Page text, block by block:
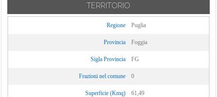
TERRITORIO
Regione Puglia
Provincia Foggia
Sigla Provincia FG
Frazioni nel comune 0
Superficie (Kmq) 61,49